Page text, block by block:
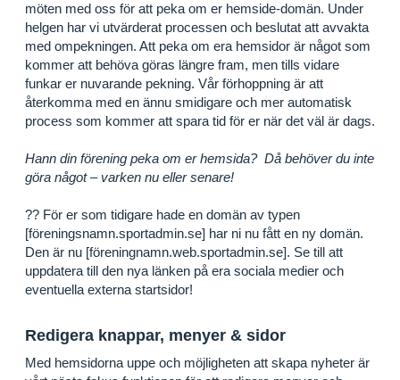
möten med oss för att peka om er hemside-domän. Under
helgen har vi utvärderat processen och beslutat att avvakta
med ompekningen. Att peka om era hemsidor är något som
kommer att behöva göras längre fram, men tills vidare
funkar er nuvarande pekning. Vår förhoppning är att
återkomma med en ännu smidigare och mer automatisk
process som kommer att spara tid för er när det väl är dags.
Hann din förening peka om er hemsida? Då behöver du inte
göra något – varken nu eller senare!
?? För er som tidigare hade en domän av typen
[föreningsnamn.sportadmin.se] har ni nu fått en ny domän.
Den är nu [föreningnamn.web.sportadmin.se]. Se till att
uppdatera till den nya länken på era sociala medier och
eventuella externa startsidor!
Redigera knappar, menyer & sidor
Med hemsidorna uppe och möjligheten att skapa nyheter är